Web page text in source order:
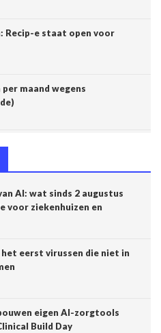
e staat open voor
maand wegens
werk van
maakt gebruik van een
gezondheid
dementie tien jaar vóór het
voor meer
AI: wat sinds 2 augustus
voor ziekenhuizen en
eerst virussen die niet in
eigen AI-zorgtools
Build Day